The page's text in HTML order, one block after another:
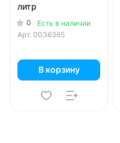
литр
0
Есть в наличии
Арт. 0036365
В корзину